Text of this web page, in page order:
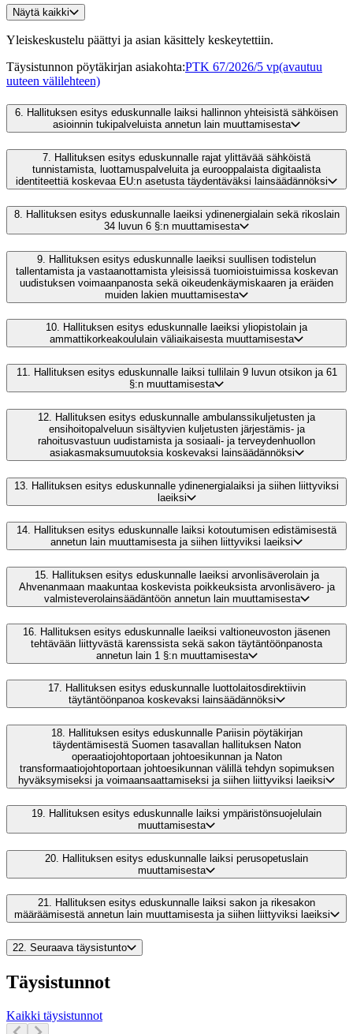
Näytä kaikki
Yleiskeskustelu päättyi ja asian käsittely keskeytettiin.
Täysistunnon pöytäkirjan asiakohta:PTK 67/2026/5 vp(avautuu
uuteen välilehteen)
6. Hallituksen esitys eduskunnalle laiksi hallinnon yhteisistä sähköisen
asioinnin tukipalveluista annetun lain muuttamisesta
7. Hallituksen esitys eduskunnalle rajat ylittävää sähköistä
tunnistamista, luottamuspalveluita ja eurooppalaista digitaalista
identiteettiä koskevaa EU:n asetusta täydentäväksi lainsäädännöksi
8.
Hallituksen esitys eduskunnalle laeiksi ydinenergialain sekä rikoslain
34 luvun 6 §:n muuttamisesta
9. Hallituksen esitys eduskunnalle laeiksi suullisen todistelun
tallentamista ja vastaanottamista yleisissä tuomioistuimissa koskevan
uudistuksen voimaanpanosta sekä oikeudenkäymiskaaren ja eräiden
muiden lakien muuttamisesta
10. Hallituksen esitys eduskunnalle laeiksi yliopistolain ja
ammattikorkeakoululain väliaikaisesta muuttamisesta
11. Hallituksen esitys eduskunnalle laiksi tullilain 9 luvun otsikon ja 61
§:n muuttamisesta
12.
Hallituksen esitys eduskunnalle ambulanssikuljetusten ja
ensihoitopalveluun sisältyvien kuljetusten järjestämis- ja
rahoitusvastuun uudistamista ja sosiaali- ja terveydenhuollon
asiakasmaksumuutoksia koskevaksi lainsäädännöksi
13. Hallituksen esitys eduskunnalle ydinenergialaiksi ja siihen liittyviksi
laeiksi
14. Hallituksen esitys eduskunnalle laiksi kotoutumisen edistämisestä
annetun lain muuttamisesta ja siihen liittyviksi laeiksi
15.
Hallituksen esitys eduskunnalle laeiksi arvonlisäverolain ja
Ahvenanmaan maakuntaa koskevista poikkeuksista arvonlisävero- ja
valmisteverolainsäädäntöön annetun lain muuttamisesta
16. Hallituksen esitys eduskunnalle laeiksi valtioneuvoston jäsenen
tehtävään liittyvästä karenssista sekä sakon täytäntöönpanosta
annetun lain 1 §:n muuttamisesta
17. Hallituksen esitys eduskunnalle luottolaitosdirektiivin
täytäntöönpanoa koskevaksi lainsäädännöksi
18. Hallituksen esitys eduskunnalle Pariisin pöytäkirjan
täydentämisestä Suomen tasavallan hallituksen Naton
operaatiojohtoportaan johtoesikunnan ja Naton
transformaatiojohtoportaan johtoesikunnan välillä tehdyn sopimuksen
hyväksymiseksi ja voimaansaattamiseksi ja siihen liittyviksi laeiksi
19.
Hallituksen esitys eduskunnalle laiksi ympäristönsuojelulain
muuttamisesta
20. Hallituksen esitys eduskunnalle laiksi perusopetuslain
muuttamisesta
21. Hallituksen esitys eduskunnalle laiksi sakon ja rikesakon
määräämisestä annetun lain muuttamisesta ja siihen liittyviksi laeiksi
22. Seuraava täysistunto
Täysistunnot
Kaikki täysistunnot